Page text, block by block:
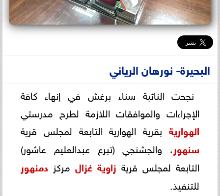
البحيرة- نورهان الرياني
نجحت النائبة سناء برغش في إنهاء كافة
الإجراءات والموافقات اللازمة لطرح مدرستي
الهوارية بقرية الهوارية التابعة لمجلس قرية
سنهور، والجشنجي (تبرع عبدالعليم عاشور)
التابعة لمجلس قرية زاوية غزالمركز دمنهور
للتنفيذ.